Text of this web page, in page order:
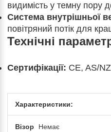
видимість у темну пору
Система внутрішньої
повітряний потік для
Технічні
Сертифікації: CE, AS/
Характеристики:
Візор Немає